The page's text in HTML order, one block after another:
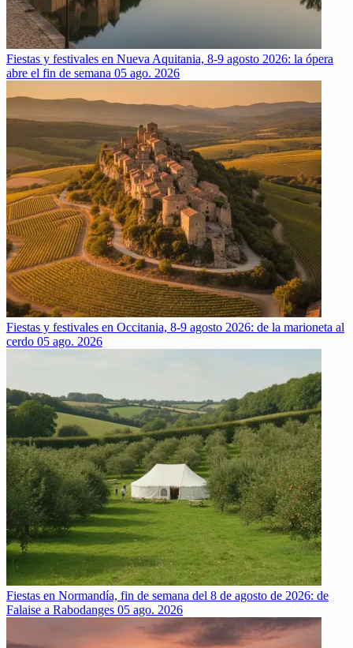
Fiestas y festivales en Nueva Aquitania, 8-9 agosto 2026: la ópera
abre el fin de semana 05 ago. 2026
Fiestas y festivales en Occitania, 8-9 agosto 2026: de la marioneta al
cerdo 05 ago. 2026
Fiestas en Normandía, fin de semana del 8 de agosto de 2026: de
Falaise a Rabodanges 05 ago. 2026